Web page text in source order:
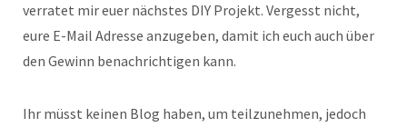
verratet mir euer nächstes DIY Projekt. Vergesst nicht,
eure E-Mail Adresse anzugeben, damit ich euch auch über
den Gewinn benachrichtigen kann.
Ihr müsst keinen Blog haben, um teilzunehmen, jedoch